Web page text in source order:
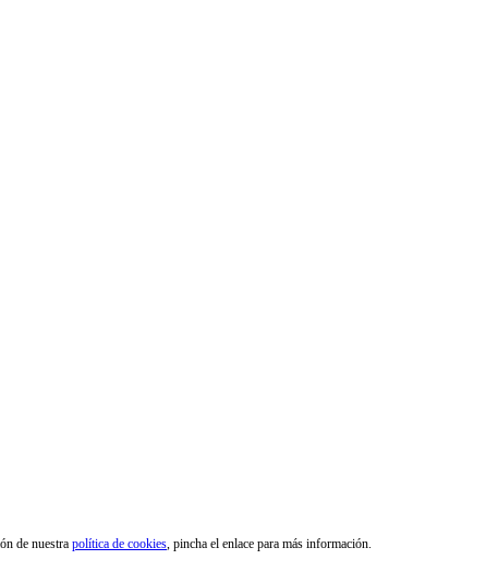
de nuestra política de cookies , pincha el enlace para más información.